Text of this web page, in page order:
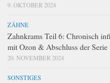
9. OKTOBER 2024
ZÄHNE
Zahnkrams Teil 6: Chronisch
mit Ozon & Abschluss der Serie
20. NOVEMBER 2024
SONSTIGES